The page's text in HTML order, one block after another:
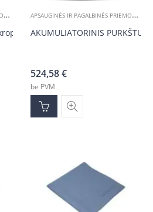
A
PSAUGINĖS IR PAGALBINĖS PRIEMONĖS
servetėlės rulone, mėlynos
A
PSAUGINĖS IR PAGALBINĖS PRIEMONĖS
AKUMULIATORINIS
524,58€
be PVM